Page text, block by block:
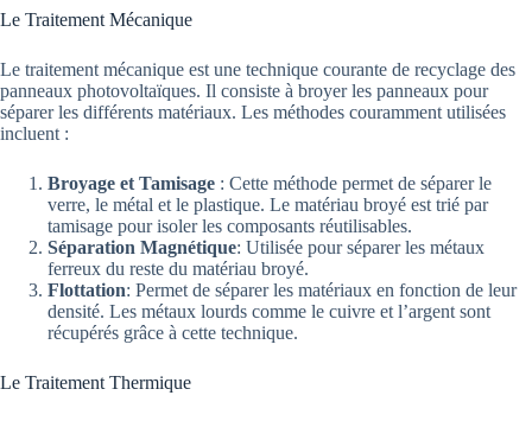
Le Traitement Mécanique
Le traitement mécanique est une technique courante de recyclage des
panneaux photovoltaïques. Il consiste à broyer les panneaux pour
séparer les différents matériaux. Les méthodes couramment utilisées
incluent :
Broyage et Tamisage : Cette méthode permet de séparer le
verre, le métal et le plastique. Le matériau broyé est trié par
tamisage pour isoler les composants réutilisables.
Séparation Magnétique: Utilisée pour séparer les métaux
ferreux du reste du matériau broyé.
Flottation: Permet de séparer les matériaux en fonction de leur
densité. Les métaux lourds comme le cuivre et l’argent sont
récupérés grâce à cette technique.
Le Traitement Thermique